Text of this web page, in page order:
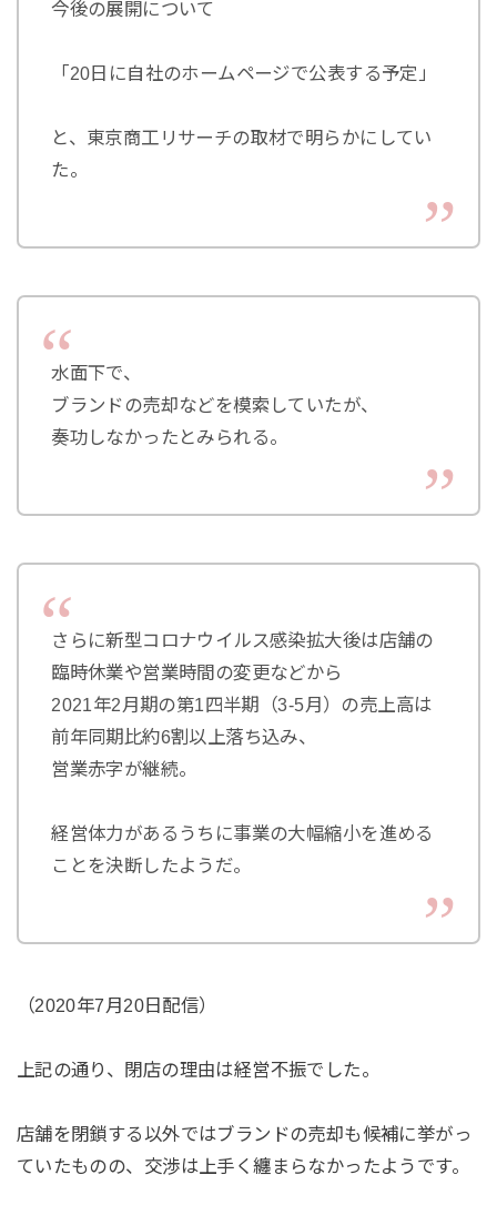
今後の展開について
「20日に自社のホームページで公表する予定」
と、東京商工リサーチの取材で明らかにしてい
た。
水面下で、
ブランドの売却などを模索していたが、
奏功しなかったとみられる。
さらに新型コロナウイルス感染拡大後は店舗の
臨時休業や営業時間の変更などから
2021年2月期の第1四半期（3-5月）の売上高は
前年同期比約6割以上落ち込み、
営業赤字が継続。
経営体力があるうちに事業の大幅縮小を進める
ことを決断したようだ。
（2020年7月20日配信）
上記の通り、閉店の理由は経営不振でした。
店舗を閉鎖する以外ではブランドの売却も候補に挙がっ
ていたものの、交渉は上手く纏まらなかったようです。